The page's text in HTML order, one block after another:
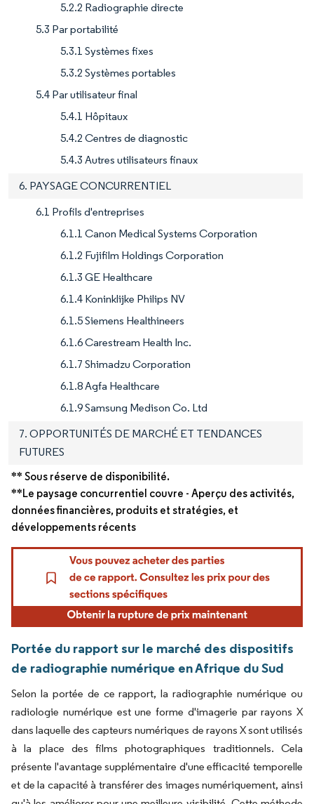
5.2.2 Radiographie directe
5.3 Par portabilité
5.3.1 Systèmes fixes
5.3.2 Systèmes portables
5.4 Par utilisateur final
5.4.1 Hôpitaux
5.4.2 Centres de diagnostic
5.4.3 Autres utilisateurs finaux
6. PAYSAGE CONCURRENTIEL
6.1 Profils d'entreprises
6.1.1 Canon Medical Systems Corporation
6.1.2 Fujifilm Holdings Corporation
6.1.3 GE Healthcare
6.1.4 Koninklijke Philips NV
6.1.5 Siemens Healthineers
6.1.6 Carestream Health Inc.
6.1.7 Shimadzu Corporation
6.1.8 Agfa Healthcare
6.1.9 Samsung Medison Co. Ltd
7. OPPORTUNITÉS DE MARCHÉ ET TENDANCES
FUTURES
** Sous réserve de disponibilité.
**Le paysage concurrentiel couvre - Aperçu des activités,
données financières, produits et stratégies, et
développements récents
Portée du rapport sur le marché des dispositifs
de radiographie numérique en Afrique du Sud
Selon la portée de ce rapport, la radiographie numérique ou
radiologie numérique est une forme d'imagerie par rayons X
dans laquelle des capteurs numériques de rayons X sont utilisés
à la place des films photographiques traditionnels. Cela
présente l'avantage supplémentaire d'une efficacité temporelle
et de la capacité à transférer des images numériquement, ainsi